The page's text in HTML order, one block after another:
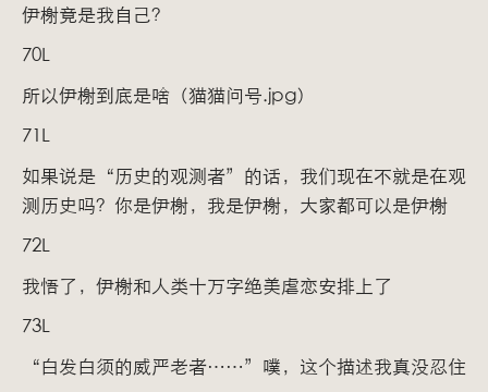
伊榭竟是我自己？
70L
所以伊榭到底是啥（猫猫问号.jpg）
71L
如果说是“历史的观测者”的话，我们现在不就是在观
测历史吗？你是伊榭，我是伊榭，大家都可以是伊榭
72L
我悟了，伊榭和人类十万字绝美虐恋安排上了
73L
“白发白须的威严老者……”噗，这个描述我真没忍住